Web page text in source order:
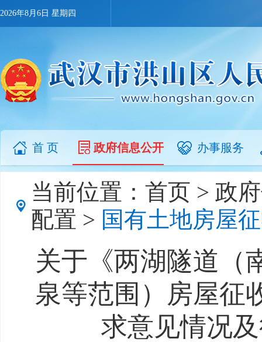
2026年8月6日 星期四
首 页 政府信息公开 办事服务
当前位置： 首页 > 政
配置 > 国有土地房屋
关于《两湖隧道（
泉等范围）房屋征
求意见情况